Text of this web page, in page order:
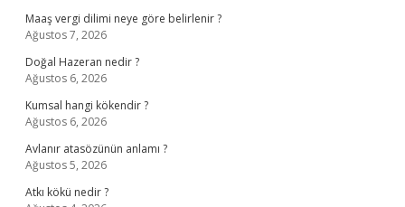
Maaş vergi dilimi neye göre belirlenir ?
Ağustos 7, 2026
Doğal Hazeran nedir ?
Ağustos 6, 2026
Kumsal hangi kökendir ?
Ağustos 6, 2026
Avlanır atasözünün anlamı ?
Ağustos 5, 2026
Atkı kökü nedir ?